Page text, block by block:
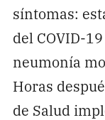
síntomas:
del COVID-
neumonía
Horas
de Salud